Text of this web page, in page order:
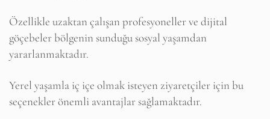
Özellikle uzaktan çalışan profesyoneller ve dijital
göçebeler bölgenin sunduğu sosyal yaşamdan
yararlanmaktadır.
Yerel yaşamla iç içe olmak isteyen ziyaretçiler için bu
seçenekler önemli avantajlar sağlamaktadır.